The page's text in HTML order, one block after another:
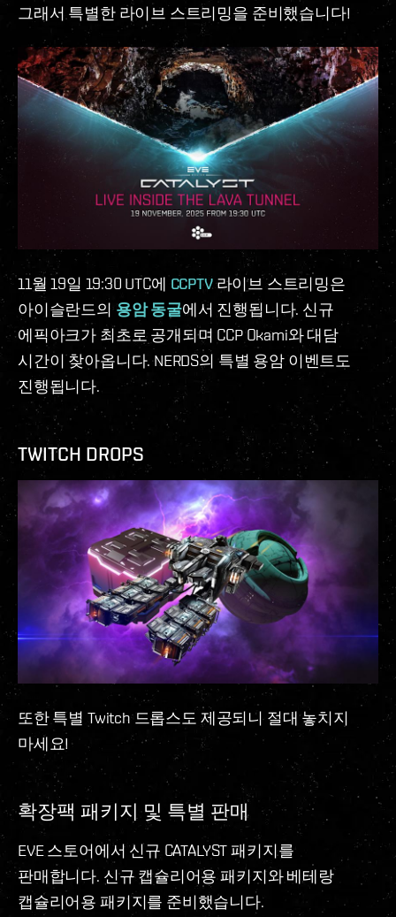
그래서 특별한 라이브 스트리밍을 준비했습니다!
11월 19일 19:30 UTC에 CCPTV라이브 스트리밍은
아이슬란드의 용암 동굴에서 진행됩니다. 신규
에픽아크가 최초로 공개되며 CCP Okami와 대담
시간이 찾아옵니다. NERDS의 특별 용암 이벤트도
진행됩니다.
TWITCH DROPS
또한 특별 Twitch 드롭스도 제공되니 절대 놓치지
마세요!
확장팩 패키지 및 특별 판매
EVE 스토어에서 신규 CATALYST 패키지를
판매합니다. 신규 캡슐리어용 패키지와 베테랑
캡슐리어용 패키지를 준비했습니다.